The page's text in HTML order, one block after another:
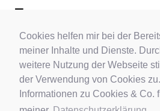
Cookies helfen mir bei der
meiner Inhalte und Dienste.
weitere Nutzung der Webseite
der Verwendung von Cookies
Informationen zu Cookies & Co.